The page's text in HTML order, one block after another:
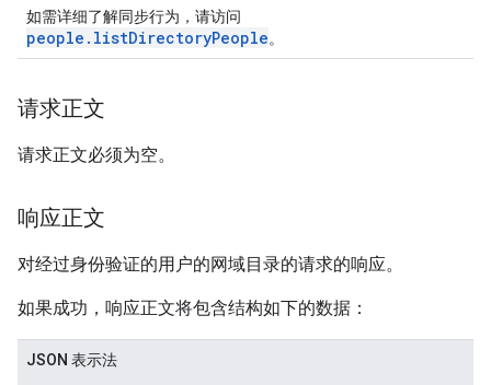
如需详细了解同步行为，请访问
people.listDirectoryPeople。
请求正文
请求正文必须为空。
响应正文
对经过身份验证的用户的网域目录的请求的响应。
如果成功，响应正文将包含结构如下的数据：
JSON 表示法